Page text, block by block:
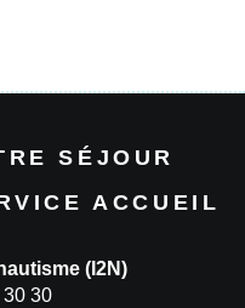
SÉJOUR
ACCUEIL
(I2N)
30